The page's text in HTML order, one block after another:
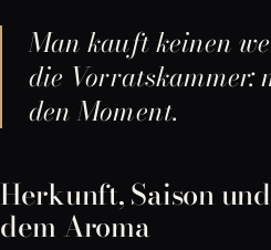
Man kauft keinen
die
den Moment.
Herkunft, Saison
dem Aroma